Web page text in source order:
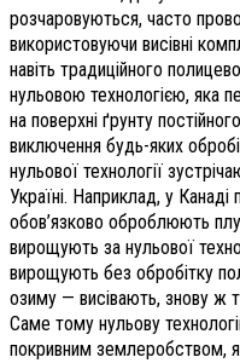
розчаровуються, часто
використовуючи висівні
навіть традиційного
нульовою технологією, яка
на поверхні ґрунту
виключення будь-яких
нульової технології
Україні. Наприклад, у Канаді
обов’язково оброблюють
вирощують за нульової
вирощують без обробітку
озиму — висівають, знову ж
Саме тому нульову
покривним землеробством,